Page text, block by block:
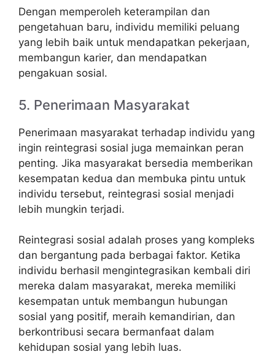
Dengan memperoleh keterampilan dan
pengetahuan baru, individu memiliki peluang
yang lebih baik untuk mendapatkan pekerjaan,
membangun karier, dan mendapatkan
pengakuan sosial.
5. Penerimaan Masyarakat
Penerimaan masyarakat terhadap individu yang
ingin reintegrasi sosial juga memainkan peran
penting. Jika masyarakat bersedia memberikan
kesempatan kedua dan membuka pintu untuk
individu tersebut, reintegrasi sosial menjadi
lebih mungkin terjadi.
Reintegrasi sosial adalah proses yang kompleks
dan bergantung pada berbagai faktor. Ketika
individu berhasil mengintegrasikan kembali diri
mereka dalam masyarakat, mereka memiliki
kesempatan untuk membangun hubungan
sosial yang positif, meraih kemandirian, dan
berkontribusi secara bermanfaat dalam
kehidupan sosial yang lebih luas.